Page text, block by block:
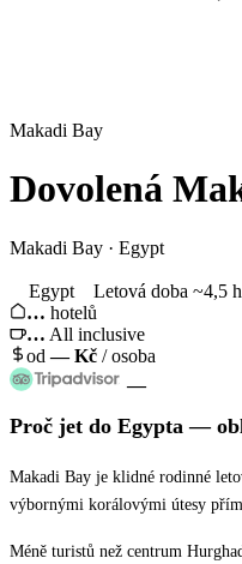
Makadi Bay
Dovolená
Makadi Bay · Egypt
Egypt Letová doba ~4,5 h
… hotelů
… All inclusive
od—Kč / osoba
—
Proč jet do Egypta —
Makadi Bay je klidné rodinné
výbornými korálovými útesy
Méně turistů než centrum